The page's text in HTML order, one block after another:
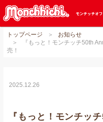
モンチッチとは？
ショップリスト
トップページ
お知らせ
『もっと！モンチッチ50th
売！
2025.12.26
『もっと！モンチ